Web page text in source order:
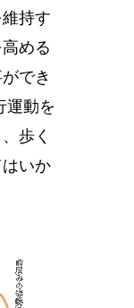
持す
める
でき
運動を
歩く
いか